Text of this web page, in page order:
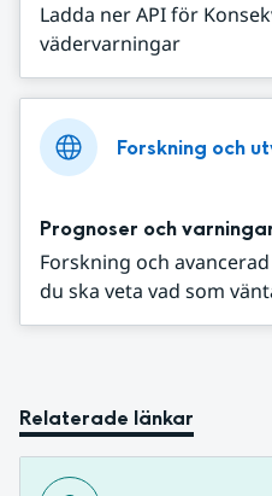
Ladda ner API för
vädervarningar
Forskning och
Prognoser och
Forskning och
du ska veta vad som
Relaterade länkar